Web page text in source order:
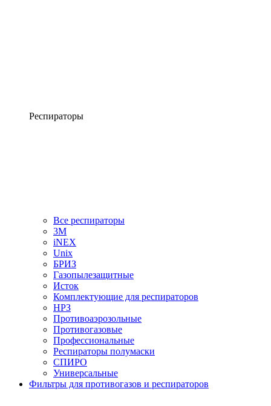
Респираторы
Все респираторы
3М
iNEX
Unix
БРИЗ
Газопылезащитные
Исток
Комплектующие для респираторов
НРЗ
Противоаэрозольные
Противогазовые
Профессиональные
Респираторы полумаски
СПИРО
Универсальные
Фильтры для противогазов и респираторов